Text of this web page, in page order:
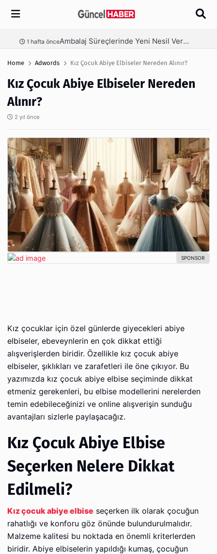
Arama
Ambalaj Süreçlerinde Yeni Nesil Verimliliği Olimpack ile Yakalayın 3 hafta önce
Home Adwords Kız Çocuk Abiye Elbiseler Nereden Alınır?
Kız Çocuk Abiye Elbiseler Nereden
Alınır?
2 yıl önce
Kız çocuklar için özel günlerde giyecekleri abiye
elbiseler, ebeveynlerin en çok dikkat ettiği
alışverişlerden biridir. Özellikle kız çocuk abiye
elbiseler, şıklıkları ve zarafetleri ile öne çıkıyor. Bu
yazımızda kız çocuk abiye elbise seçiminde dikkat
etmeniz gerekenleri, bu elbise modellerini nerelerden
temin edebileceğinizi ve online alışverişin sunduğu
avantajları sizlerle paylaşacağız.
Kız Çocuk Abiye Elbise
Seçerken Nelere Dikkat
Edilmeli?
Kız çocuk abiye elbise seçerken ilk olarak çocuğun
rahatlığı ve konforu göz önünde bulundurulmalıdır.
Malzeme kalitesi bu noktada en önemli kriterlerden
biridir. Abiye elbiselerin yapıldığı kumaş, çocuğun